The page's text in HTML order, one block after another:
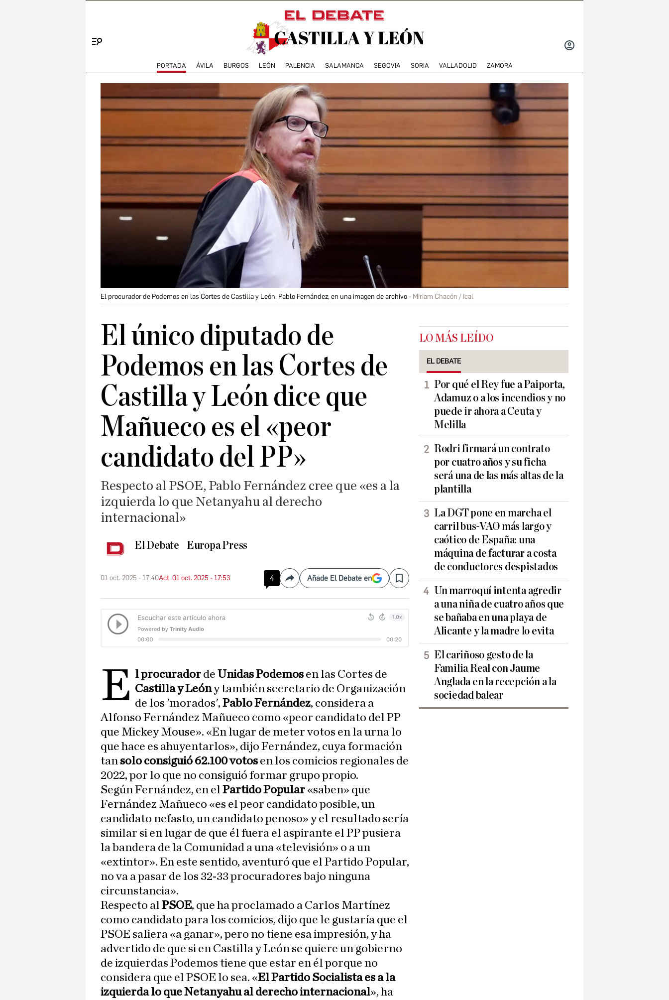
PORTADA ÁVILA BURGOS LEÓN PALENCIA SALAMANCA SEGOVIA SORIA VALLADOLID ZAMORA
El procurador de Podemos en las Cortes de Castilla y León, Pablo Fernández, en una imagen de archivo Miriam Chacón / Ical
El único diputado de
Podemos en las Cortes de
Castilla y León dice que
Mañueco es el «peor
candidato del PP»
Respecto al PSOE, Pablo Fernández cree que «es a la
izquierda lo que Netanyahu al derecho
internacional»
El Debate Europa Press
01 oct. 2025 - 17:40Act. 01 oct. 2025 - 17:53 4 CompartirAñade El Debate en Save
E lprocurador deUnidas Podemos en las Cortes de
Castilla y Leóny también secretario de Organización
de los 'morados',Pablo Fernández, considera a
Alfonso Fernández Mañueco como «peor candidato del PP
que Mickey Mouse». «En lugar de meter votos en la urna lo
que hace es ahuyentarlos», dijo Fernández, cuya formación
tan solo consiguió 62.100 votos en los comicios regionales de
2022, por lo que no consiguió formar grupo propio.
Según Fernández, en el Partido Popular «saben» que
Fernández Mañueco «es el peor candidato posible, un
candidato nefasto, un candidato penoso» y el resultado sería
similar si en lugar de que él fuera el aspirante el PP pusiera
la bandera de la Comunidad a una «televisión» o a un
«extintor». En este sentido, aventuró que el Partido Popular,
no va a pasar de los 32-33 procuradores bajo ninguna
circunstancia».
Respecto al PSOE, que ha proclamado a Carlos Martínez
como candidato para los comicios, dijo que le gustaría que el
PSOE saliera «a ganar», pero no tiene esa impresión, y ha
advertido de que si en Castilla y León se quiere un gobierno
de izquierdas Podemos tiene que estar en él porque no
considera que el PSOE lo sea. «El Partido Socialista es a la
izquierda lo que Netanyahu al derecho internacional», ha
LO MÁS LEÍDO
EL DEBATE
Por qué el Rey fue a Paiporta,
Adamuz o a los incendios y no
puede ir ahora a Ceuta y
Melilla
Rodri firmará un contrato
por cuatro años y su ficha
será una de las más altas de la
plantilla
La DGT pone en marcha el
carril bus-VAO más largo y
caótico de España: una
máquina de facturar a costa
de conductores despistados
Un marroquí intenta agredir
a una niña de cuatro años que
se bañaba en una playa de
Alicante y la madre lo evita
El cariñoso gesto de la
Familia Real con Jaume
Anglada en la recepción a la
sociedad balear